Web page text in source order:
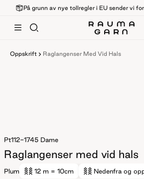
På grunn av nye tollregler i EU sender vi
Oppskrift Raglangenser Med Vid Hals
Pt112-1745 Dame
Raglangenser med vid hals
Plum 12 m = 10cm Nedenfra og